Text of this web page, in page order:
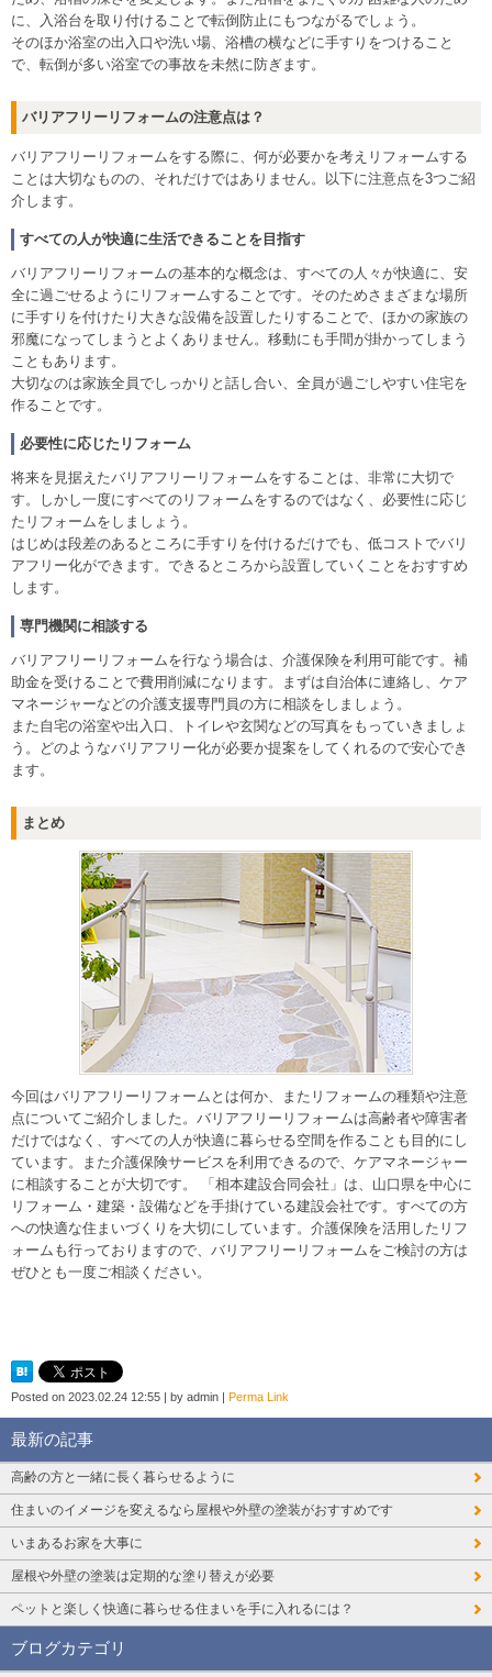
に、入浴台を取り付けることで転倒防止にもつながるでしょう。
そのほか浴室の出入口や洗い場、浴槽の横などに手すりをつけること
で、転倒が多い浴室での事故を未然に防ぎます。
バリアフリーリフォームの注意点は？
バリアフリーリフォームをする際に、何が必要かを考えリフォームする
ことは大切なものの、それだけではありません。以下に注意点を3つご紹
介します。
すべての人が快適に生活できることを目指す
バリアフリーリフォームの基本的な概念は、すべての人々が快適に、安
全に過ごせるようにリフォームすることです。そのためさまざまな場所
に手すりを付けたり大きな設備を設置したりすることで、ほかの家族の
邪魔になってしまうとよくありません。移動にも手間が掛かってしまう
こともあります。
大切なのは家族全員でしっかりと話し合い、全員が過ごしやすい住宅を
作ることです。
必要性に応じたリフォーム
将来を見据えたバリアフリーリフォームをすることは、非常に大切で
す。しかし一度にすべてのリフォームをするのではなく、必要性に応じ
たリフォームをしましょう。
はじめは段差のあるところに手すりを付けるだけでも、低コストでバリ
アフリー化ができます。できるところから設置していくことをおすすめ
します。
専門機関に相談する
バリアフリーリフォームを行なう場合は、介護保険を利用可能です。補
助金を受けることで費用削減になります。まずは自治体に連絡し、ケア
マネージャーなどの介護支援専門員の方に相談をしましょう。
また自宅の浴室や出入口、トイレや玄関などの写真をもっていきましょ
う。どのようなバリアフリー化が必要か提案をしてくれるので安心でき
ます。
まとめ
今回はバリアフリーリフォームとは何か、またリフォームの種類や注意
点についてご紹介しました。バリアフリーリフォームは高齢者や障害者
だけではなく、すべての人が快適に暮らせる空間を作ることも目的にし
ています。また介護保険サービスを利用できるので、ケアマネージャー
に相談することが大切です。 「相本建設合同会社」は、山口県を中心に
リフォーム・建築・設備などを手掛けている建設会社です。すべての方
への快適な住まいづくりを大切にしています。介護保険を活用したリフ
ォームも行っておりますので、バリアフリーリフォームをご検討の方は
ぜひとも一度ご相談ください。
Posted on 2023.02.24 12:55 by admin Perma Link
最新の記事
高齢の方と一緒に長く暮らせるように
住まいのイメージを変えるなら屋根や外壁の塗装がおすすめです
いまあるお家を大事に
屋根や外壁の塗装は定期的な塗り替えが必要
ペットと楽しく快適に暮らせる住まいを手に入れるには？
ブログカテゴリ